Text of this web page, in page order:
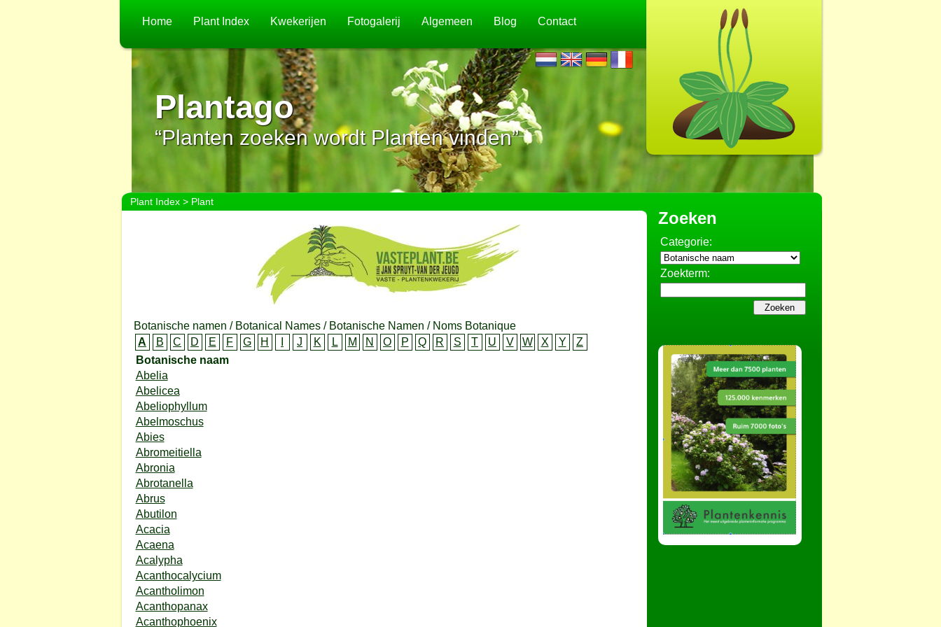
Home Plant Index Kwekerijen Fotogalerij Algemeen Blog Contact
Plantago
“Planten zoeken wordt Planten vinden”
Plant Index> Plant
Botanische namen / Botanical Names / Botanische Namen / Noms Botanique
A
B C D E F G H J K L M N O P Q R S T U V W X Y
Z
Botanische naam
Abelia
Abelicea
Abeliophyllum
Abelmoschus
Abies
Abromeitiella
Abronia
Abrotanella
Abrus
Abutilon
Acacia
Acaena
Acalypha
Acanthocalycium
Acantholimon
Acanthopanax
Acanthophoenix
Zoeken
Categorie:
Zoekterm: